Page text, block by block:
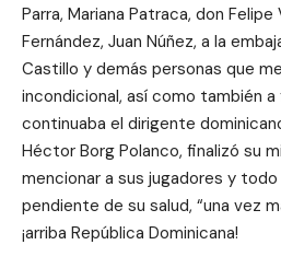
Parra, Mariana Patraca, don Felipe
Fernández, Juan Núñez, a la
Castillo y demás personas que
incondicional, así como también a
continuaba el dirigente
Héctor Borg Polanco, finalizó su
mencionar a sus jugadores y
pendiente de su salud, “una vez
¡arriba República Dominicana!